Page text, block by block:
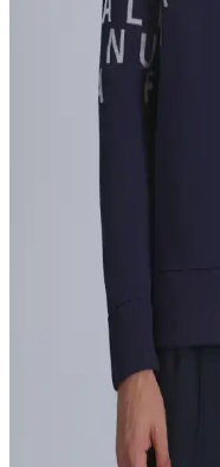
Esnek kumaş pantolonlar,
Günümüzde moda
ve uygun fiyat
Eleven Markets
Şık Kış Aksesuarı
Eleven Markets'in haki
tutma kapasitesi ve şık
Rahat kullanımı ve bakım
Lufian Turuncu
Şıklık ve Konforun
Lufian’ın turuncu yeleği,
tarzınıza enerji katarken,
kullanımda konfor sağlar.
Lufian Özel Hırka
Bir Arada Sunan